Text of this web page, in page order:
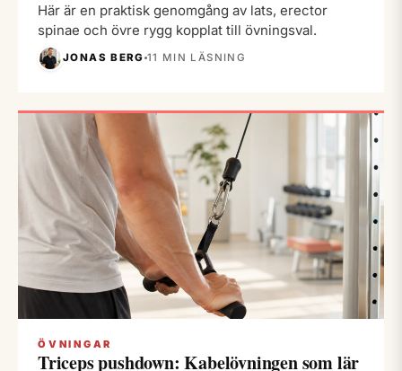
Här är en praktisk genomgång av lats, erector
spinae och övre rygg kopplat till övningsval.
JONAS BERG 11 MIN LÄSNING
ÖVNINGAR
Triceps pushdown: Kabelövningen som lär